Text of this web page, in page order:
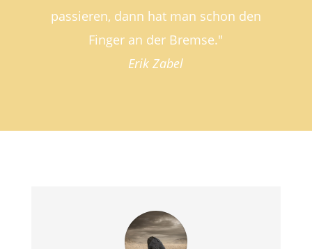
passieren, dann hat man schon den
Finger an der Bremse."
Erik Zabel